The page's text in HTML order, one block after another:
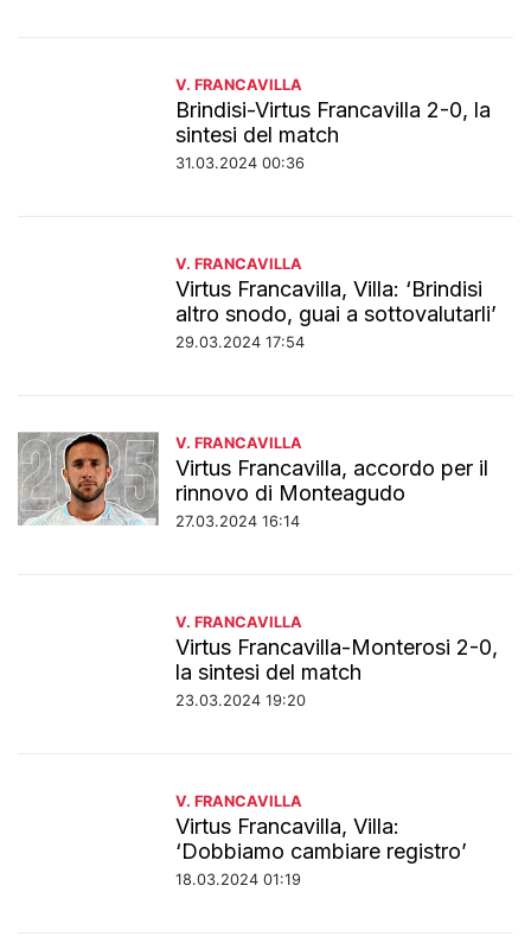
V. FRANCAVILLA
Brindisi-Virtus Francavilla 2-0, la
sintesi del match
31.03.2024 00:36
V. FRANCAVILLA
Virtus Francavilla, Villa: ‘Brindisi
altro snodo, guai a sottovalutarli’
29.03.2024 17:54
V. FRANCAVILLA
Virtus Francavilla, accordo per il
rinnovo di Monteagudo
27.03.2024 16:14
V. FRANCAVILLA
Virtus Francavilla-Monterosi 2-0,
la sintesi del match
23.03.2024 19:20
V. FRANCAVILLA
Virtus Francavilla, Villa:
‘Dobbiamo cambiare registro’
18.03.2024 01:19